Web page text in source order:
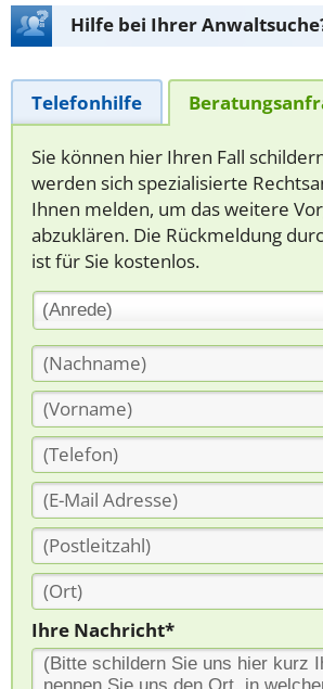
Hilfe bei Ihrer
Telefonhilfe
Sie können hier Ihren Fall
werden sich spezialisierte
Ihnen melden, um das weitere
abzuklären. Die Rückmeldung
ist für Sie kostenlos.
(Anrede)
Ihre Nachricht*